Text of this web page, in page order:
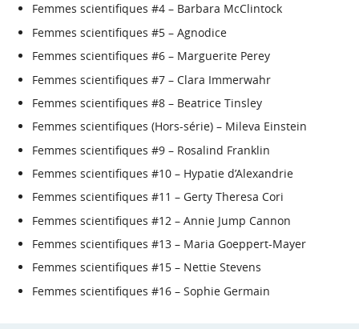
Femmes scientifiques #4 – Barbara McClintock
Femmes scientifiques #5 – Agnodice
Femmes scientifiques #6 – Marguerite Perey
Femmes scientifiques #7 – Clara Immerwahr
Femmes scientifiques #8 – Beatrice Tinsley
Femmes scientifiques (Hors-série) – Mileva Einstein
Femmes scientifiques #9 – Rosalind Franklin
Femmes scientifiques #10 – Hypatie d’Alexandrie
Femmes scientifiques #11 – Gerty Theresa Cori
Femmes scientifiques #12 – Annie Jump Cannon
Femmes scientifiques #13 – Maria Goeppert-Mayer
Femmes scientifiques #15 – Nettie Stevens
Femmes scientifiques #16 – Sophie Germain